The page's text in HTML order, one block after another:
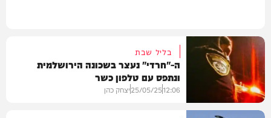
בליל שבת
ה-"חרדי" נעצר בשכונה הירושלמית
ונתפס עם טלפון כשר
12:06
25/05/25יצחק כהן